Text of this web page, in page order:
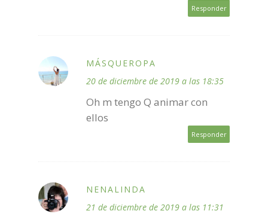
Responder
MÁSQUEROPA
20 de diciembre de 2019 a las 18:35
Oh m tengo Q animar con
ellos
Responder
NENALINDA
21 de diciembre de 2019 a las 11:31